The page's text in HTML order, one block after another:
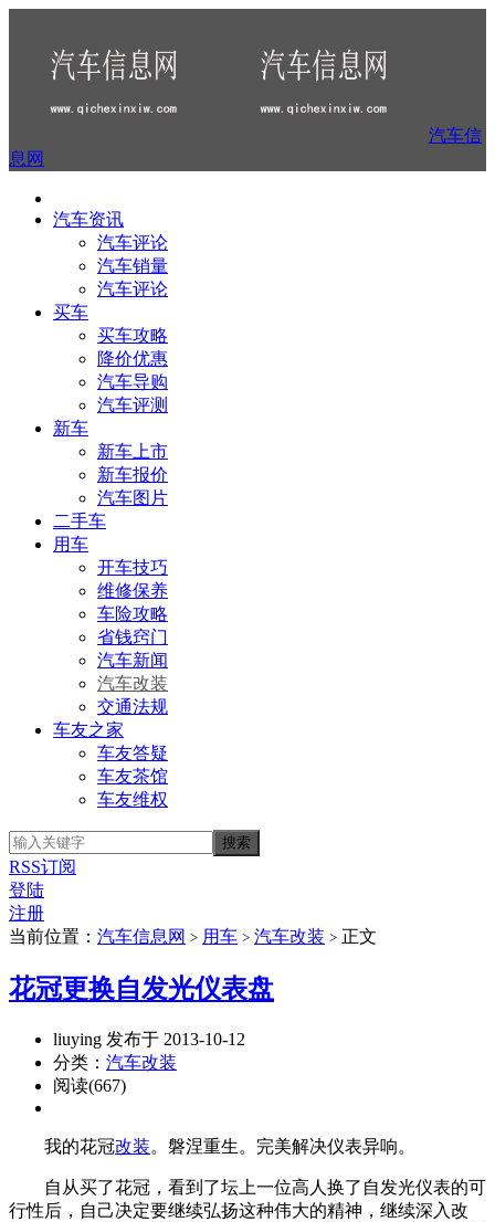
汽车信
息网
汽车资讯
汽车评论
汽车销量
汽车评论
买车
买车攻略
降价优惠
汽车导购
汽车评测
新车
新车上市
新车报价
汽车图片
二手车
用车
开车技巧
维修保养
车险攻略
省钱窍门
汽车新闻
汽车改装
交通法规
车友之家
车友答疑
车友茶馆
车友维权
RSS订阅
登陆
注册
当前位置： 汽车信息网 > 用车 > 汽车改装 > 正文
花冠更换自发光仪表盘
liuying 发布于 2013-10-12
分类： 汽车改装
阅读(667)
我的花冠改装。磐涅重生。完美解决仪表异响。
自从买了花冠，看到了坛上一位高人换了自发光仪表的可
行性后，自己决定要继续弘扬这种伟大的精神，继续深入改